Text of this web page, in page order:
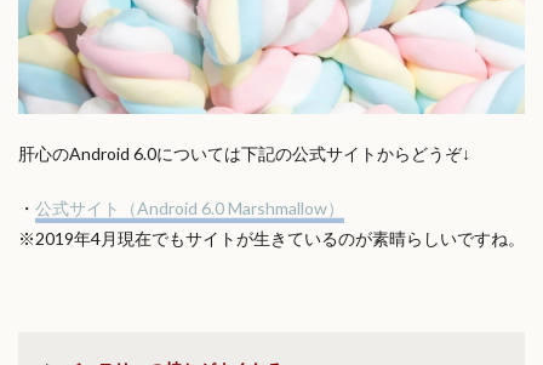
肝心のAndroid 6.0については下記の公式サイトからどうぞ↓
・ 公式サイト（Android 6.0 Marshmallow）
※2019年4月現在でもサイトが生きているのが素晴らしいですね。